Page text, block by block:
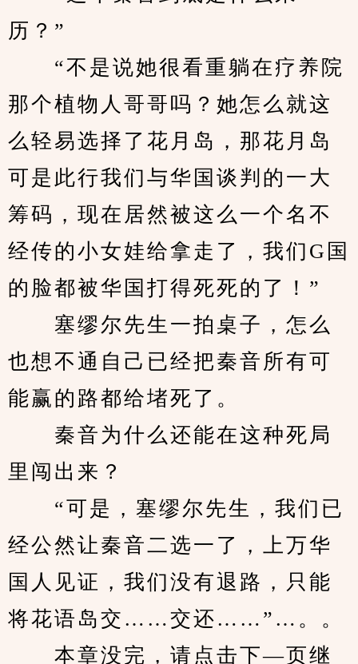
历？”
“不是说她很看重躺在疗养院
那个植物人哥哥吗？她怎么就这
么轻易选择了花月岛，那花月岛
可是此行我们与华国谈判的一大
筹码，现在居然被这么一个名不
经传的小女娃给拿走了，我们G国
的脸都被华国打得死死的了！”
塞缪尔先生一拍桌子，怎么
也想不通自己已经把秦音所有可
能赢的路都给堵死了。
秦音为什么还能在这种死局
里闯出来？
“可是，塞缪尔先生，我们已
经公然让秦音二选一了，上万华
国人见证，我们没有退路，只能
将花语岛交……交还……”…。。
本章没完，请点击下—页继